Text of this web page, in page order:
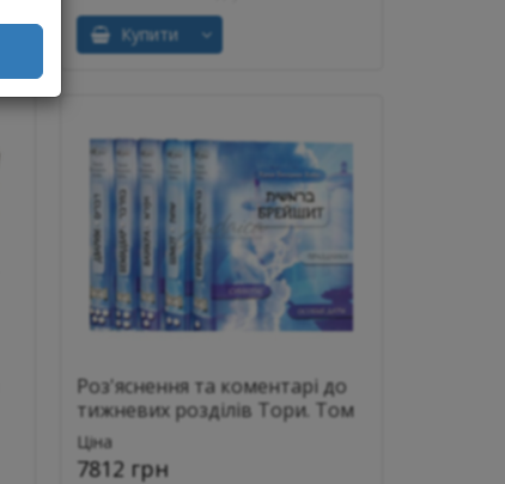
Купити
Роз'яснення та коментарі до
тижневих розділів Тори. Том
1-5
Ціна
7812 грн